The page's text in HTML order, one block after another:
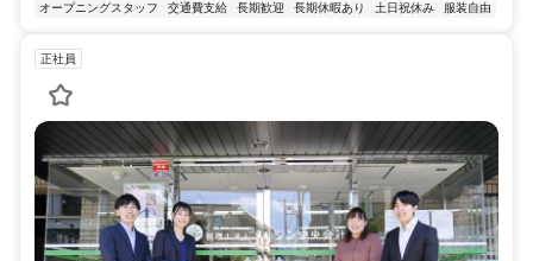
オープニングスタッフ
交通費支給 長期歓迎 長期休暇あり 土日祝休み 服装自由
正社員